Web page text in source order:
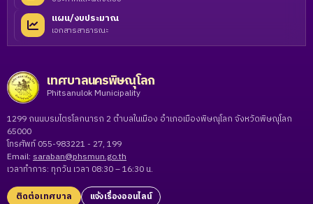
แผน/งบประมาณ
เอกสารสาธารณะ
เทศบาลนครพิษณุโลก
Phitsanulok Municipality
1299 ถนนบรมไตรโลกนารถ 2 ตำบลในเมือง อำเภอเมืองพิษณุโลก จังหวัดพิษณุโลก
65000
โทรศัพท์ 055-983221 - 27, 199
Email: saraban@phsmun.go.th
เวลาทำการ: ทุกวัน เวลา 08:30 – 16:30 น.
ติดต่อเทศบาล แจ้งเรื่องออนไลน์